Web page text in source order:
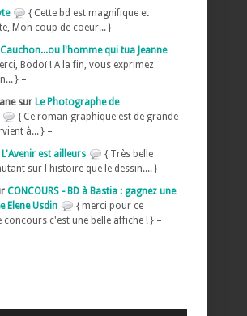
{ Cette bd est magnifique et
Mon coup de coeur... } –
Cauchon...ou l'homme qui tua Jeanne
Bodoï ! A la fin, vous exprimez
} –
sur Le Photographe de
{ Ce roman graphique est de grande
à... } –
L'Avenir est ailleurs
{ Très belle
sur l histoire que le dessin.... } –
CONCOURS - BD à Bastia : gagnez une
Elene Usdin
{ merci pour ce
concours c'est une belle affiche ! } –